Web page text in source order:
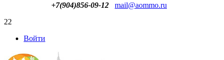
+7(904)856-09-12
mail@aommo.ru
22
Войти